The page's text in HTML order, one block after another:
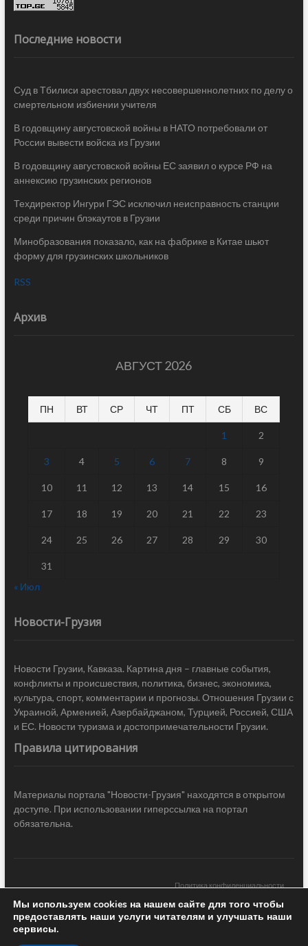
Последние новости
Суд в Тбилиси арестовал двух несовершеннолетних по делу о
смертельном избиении учителя
В годовщину августовской войны в НАТО потребовали от
России вывести войска из Грузии
В годовщину августовской войны ЕС заявил о курсе РФ на
аннексию грузинских регионов
Техдиректор Ингури ГЭС исключил неисправность станции
среди причин блэкаутов в Грузии
Минобразования показало, как на фабрике в Китае шьют
форму для грузинских школьников
RSS
Архив
АВГУСТ 2026
ПН ВТ СР ЧТ ПТ СБ ВС
1 2
3 4 5 6 7 8 9
10 11 12 13 14 15 16
17 18 19 20 21 22 23
24 25 26 27 28 29 30
31
« Июл
Новости-Грузия
Новости Грузии, Кавказа. Картина дня – главные события,
конфликты и происшествия, политика, бизнес, экономика,
культура, спорт, комментарии и прогнозы. Отношения Грузии с
Украиной, Арменией, Азербайджаном, Турцией, Россией, США
и ЕС. Новости туризма и достопримечательности Грузии.
Правила цитирования
Материалы портала "Новости-Грузия" находятся в открытом
доступе. При использовании гиперссылка на портал
обязательна.
Политика конфиденциальности
Новости Грузии| Black Sea Press LTD © 2020 All Rights Reserved /
Design & development —
Мы используем cookies на нашем сайте для того чтобы
предоставлять наши услуги читателям и улучшать наши
сервисы.